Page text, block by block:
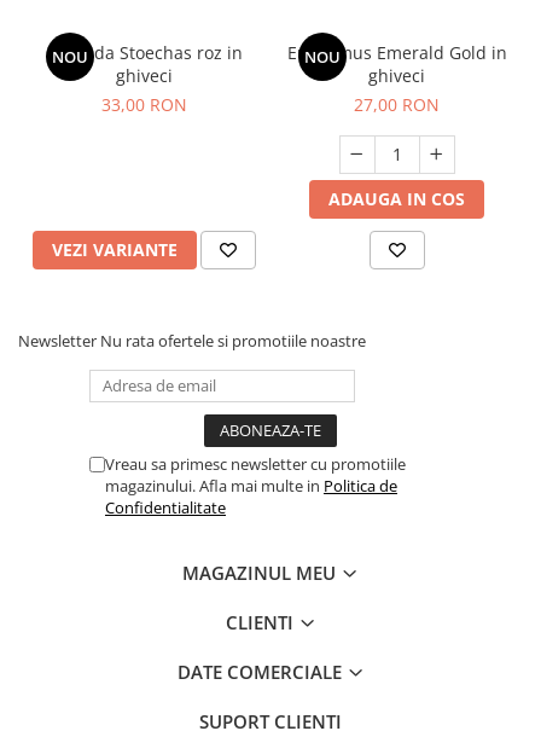
NOU
Lavanda Stoechas roz in
ghiveci
33,00 RON
VEZI VARIANTE
NOU
Euonymus Emerald Gold in
ghiveci
27,00 RON
ADAUGA IN COS
Newsletter Nu rata ofertele si promotiile noastre
Vreau sa primesc newsletter cu promotiile
magazinului. Afla mai multe in Politica de
Confidentialitate
MAGAZINUL MEU
CLIENTI
DATE COMERCIALE
SUPORT CLIENTI